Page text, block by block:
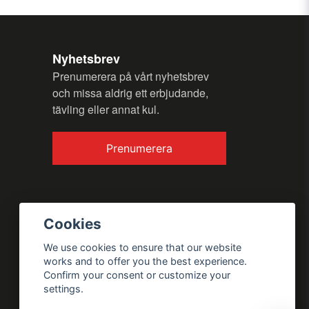
Nyhetsbrev
Prenumerera på vårt nyhetsbrev
och missa aldrig ett erbjudande,
tävling eller annat kul.
Prenumerera
Cookies
We use cookies to ensure that our website
works and to offer you the best experience.
Confirm your consent or customize your
settings.